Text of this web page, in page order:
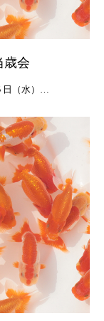
会
（水）…